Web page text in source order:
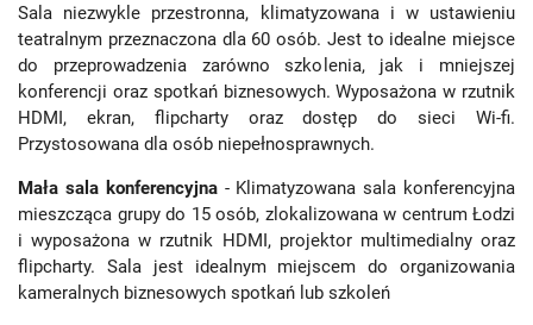
Sala niezwykle przestronna, klimatyzowana i w ustawieniu
teatralnym przeznaczona dla 60 osób. Jest to idealne miejsce
do przeprowadzenia zarówno szkolenia, jak i mniejszej
konferencji oraz spotkań biznesowych. Wyposażona w rzutnik
HDMI, ekran, flipcharty oraz dostęp do sieci Wi-fi.
Przystosowana dla osób niepełnosprawnych.
Mała sala konferencyjna- Klimatyzowana sala konferencyjna
mieszcząca grupy do 15 osób, zlokalizowana w centrum Łodzi
i wyposażona w rzutnik HDMI, projektor multimedialny oraz
flipcharty. Sala jest idealnym miejscem do organizowania
kameralnych biznesowych spotkań lub szkoleń